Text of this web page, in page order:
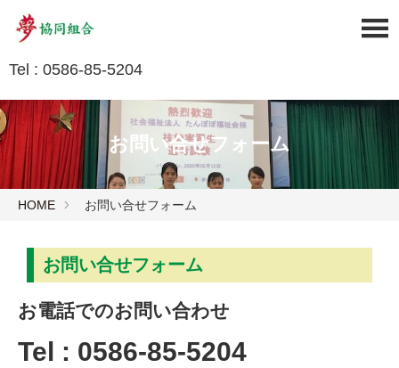
Tel : 0586-85-5204
お問い合せフォーム
HOME お問い合せフォーム
お問い合せフォーム
お電話でのお問い合わせ
Tel : 0586-85-5204